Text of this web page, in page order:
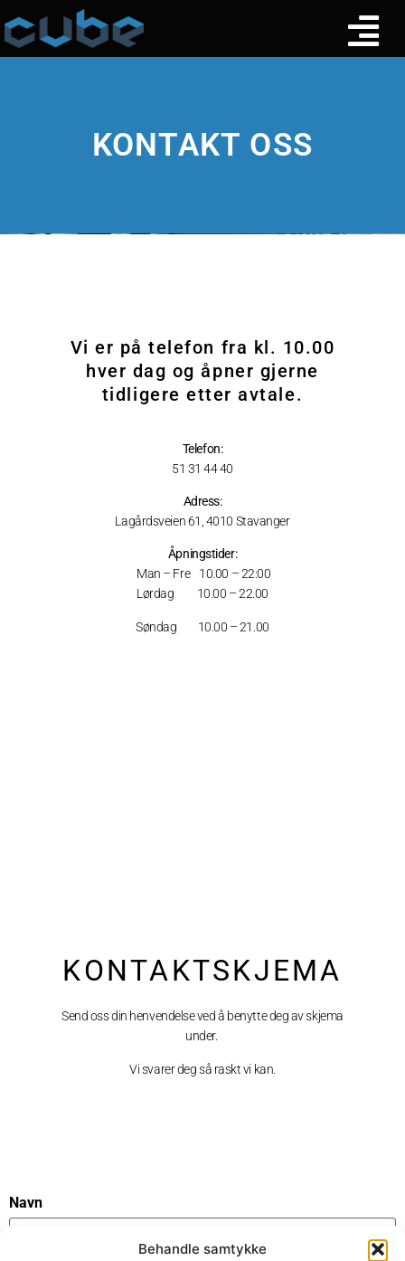
Behandle samtykke
KONTAKT OSS
Vi er på telefon fra kl. 10.00
hver dag og åpner gjerne
tidligere etter avtale.
Telefon:
51 31 44 40
Adress:
Lagårdsveien 61, 4010 Stavanger
Åpningstider:
Man – Fre 10.00 – 22:00
Lørdag 10.00 – 22.00
Søndag 10.00 – 21.00
KONTAKTSKJEMA
Send oss din henvendelse ved å benytte deg av skjema
under.
Vi svarer deg så raskt vi kan.
Navn